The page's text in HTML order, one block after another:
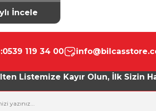
İncele
0539 119 34 00
Listemize Kayır Olun, İlk Sizin